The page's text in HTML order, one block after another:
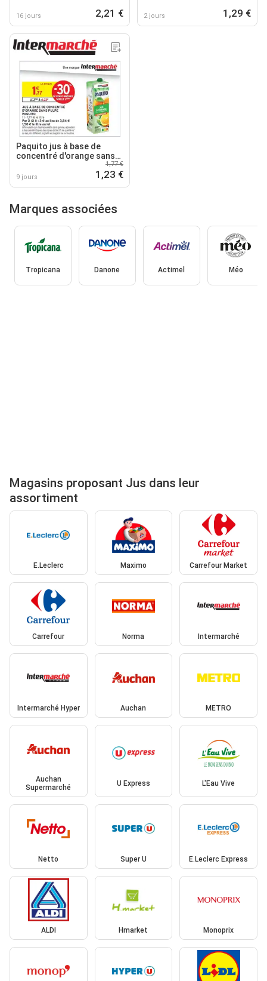
16 jours 2,21 € 2 jours 1,29 €
Paquito jus à base de
concentré d'orange sans
9 jours
1,77 €
1,23 €
Marques associées
Tropicana Danone Actimel Méo
Magasins proposant Jus dans leur
assortiment
E.Leclerc Maximo Carrefour Market
Carrefour Norma Intermarché
Intermarché Hyper Auchan METRO
Auchan
Supermarché
U Express L'Eau Vive
Netto Super U E.Leclerc Express
ALDI Hmarket Monoprix